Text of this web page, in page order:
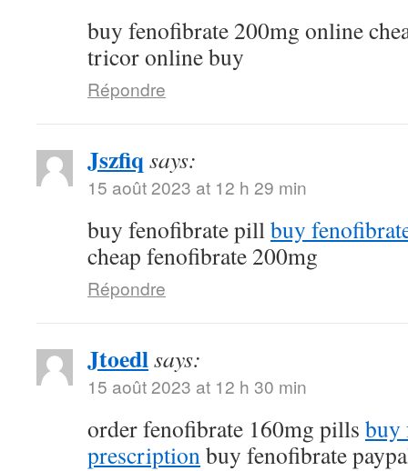
buy fenofibrate 200mg online
tricor online buy
Répondre
Jszfiq says:
15 août 2023 at 12 h 29 min
buy fenofibrate pillbuy
cheap fenofibrate 200mg
Répondre
Jtoedlsays:
15 août 2023 at 12 h 30 min
order fenofibrate 160mg pills buy
prescriptionbuy fenofibrate